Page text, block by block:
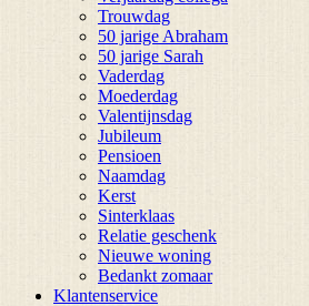
Trouwdag
50 jarige Abraham
50 jarige Sarah
Vaderdag
Moederdag
Valentijnsdag
Jubileum
Pensioen
Naamdag
Kerst
Sinterklaas
Relatie geschenk
Nieuwe woning
Bedankt zomaar
Klantenservice